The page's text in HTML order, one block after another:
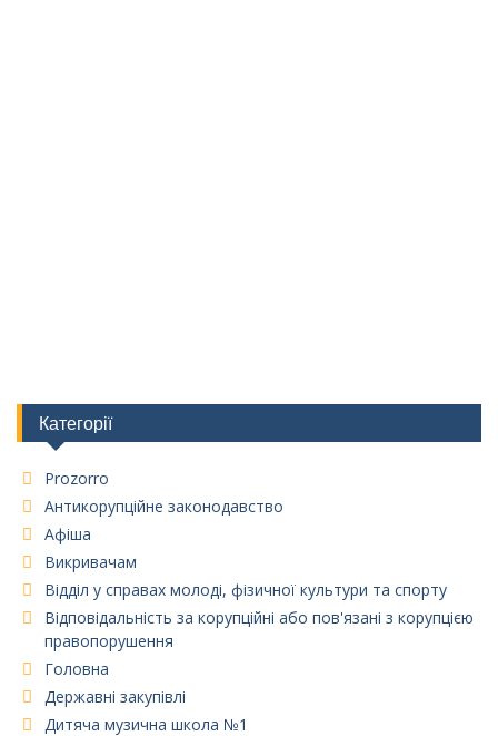
Категорії
Prozorro
Антикорупційне законодавство
Афіша
Викривачам
Відділ у справах молоді, фізичної культури та спорту
Відповідальність за корупційні або пов'язані з корупцією
правопорушення
Головна
Державні закупівлі
Дитяча музична школа №1